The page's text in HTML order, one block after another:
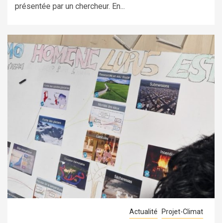
présentée par un chercheur. En...
Actualité Projet-Climat